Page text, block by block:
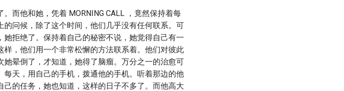
而他和她，凭着 MORNING CALL ，竟然保持着每
问候，除了这个时间，他们几乎没有任何联系。可
拒绝了。保持着自己的秘密不说，她觉得自己有一
，他们用一个非常松懈的方法联系着。他们对彼此
晕倒了，才知道，她得了脑瘤。万分之一的治愈可
天，用自己的手机，拨通他的手机。听着那边的他
的任务，她也知道，这样的日子不多了。而他高大